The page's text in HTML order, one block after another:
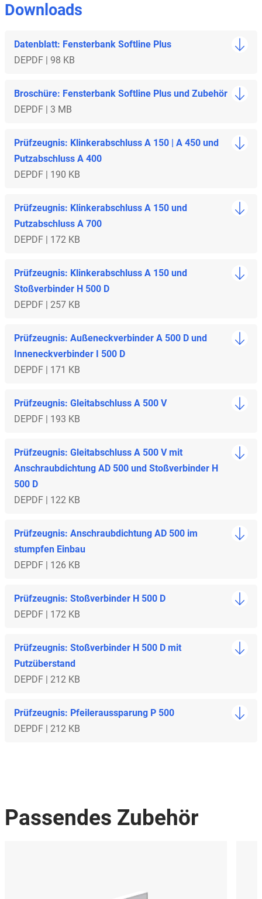
Downloads
Datenblatt: Fensterbank Softline Plus
DEPDF | 98 KB
Broschüre: Fensterbank Softline Plus und Zubehör
DEPDF | 3 MB
Prüfzeugnis: Klinkerabschluss A 150 | A 450 und
Putzabschluss A 400
DEPDF | 190 KB
Prüfzeugnis: Klinkerabschluss A 150 und
Putzabschluss A 700
DEPDF | 172 KB
Prüfzeugnis: Klinkerabschluss A 150 und
Stoßverbinder H 500 D
DEPDF | 257 KB
Prüfzeugnis: Außeneckverbinder A 500 D und
Inneneckverbinder I 500 D
DEPDF | 171 KB
Prüfzeugnis: Gleitabschluss A 500 V
DEPDF | 193 KB
Prüfzeugnis: Gleitabschluss A 500 V mit
Anschraubdichtung AD 500 und Stoßverbinder H
500 D
DEPDF | 122 KB
Prüfzeugnis: Anschraubdichtung AD 500 im
stumpfen Einbau
DEPDF | 126 KB
Prüfzeugnis: Stoßverbinder H 500 D
DEPDF | 172 KB
Prüfzeugnis: Stoßverbinder H 500 D mit
Putzüberstand
DEPDF | 212 KB
Prüfzeugnis: Pfeileraussparung P 500
DEPDF | 212 KB
Passendes Zubehör